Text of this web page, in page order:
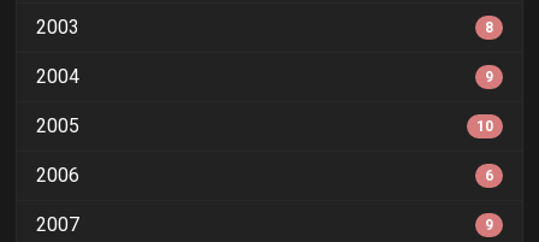
2003 8
2004 9
2005 10
2006 6
2007 9